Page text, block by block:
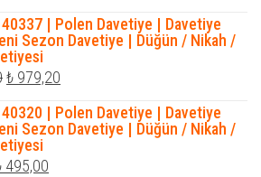
800,00.
andaki
fiyat:
| Polen Davetiye | Davetiye
Sezon Davetiye | Düğün / Nikah /
Orijinal
₺ 1.100,00.
₺ 979,20
andaki
fiyat:
| Polen Davetiye | Davetiye
Sezon Davetiye | Düğün / Nikah /
495,00